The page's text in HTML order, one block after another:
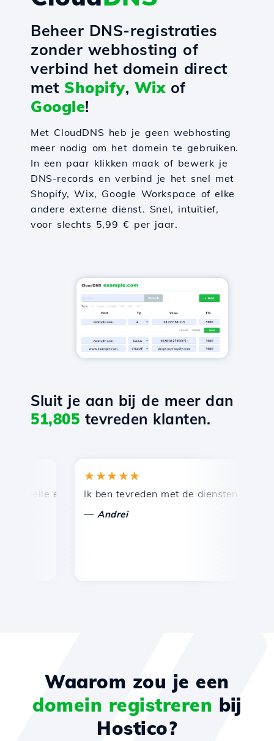
Beheer DNS-registraties
zonder webhosting of
verbind het domein direct
met Shopify, Wixof
Google!
Met CloudDNS heb je geen webhosting
meer nodig om het domein te gebruiken.
In een paar klikken maak of bewerk je
DNS-records en verbind je het snel met
Shopify, Wix, Google Workspace of elke
andere externe dienst. Snel, intuïtief,
voor slechts 5,99 € per jaar.
Sluit je aan bij de meer dan
51,805 tevreden klanten.
en efficiënte technische ondersteuning.
★★★★★
Ik ben tevreden met de diensten die door
Andrei
Waarom zou je een
domein registreren bij
Hostico?